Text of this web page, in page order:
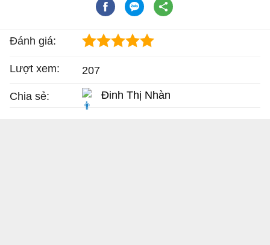
Đánh giá:
Lượt xem: 207
Chia sẻ: Đinh Thị Nhàn